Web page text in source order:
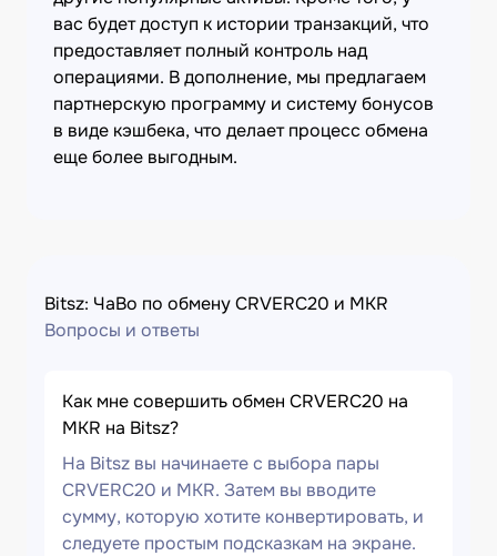
вас будет доступ к истории транзакций, что
предоставляет полный контроль над
операциями. В дополнение, мы предлагаем
партнерскую программу и систему бонусов
в виде кэшбека, что делает процесс обмена
еще более выгодным.
Bitsz: ЧаВо по обмену CRVERC20 и MKR
Вопросы и ответы
Как мне совершить обмен CRVERC20 на
MKR на Bitsz?
На Bitsz вы начинаете с выбора пары
CRVERC20 и MKR. Затем вы вводите
сумму, которую хотите конвертировать, и
следуете простым подсказкам на экране.